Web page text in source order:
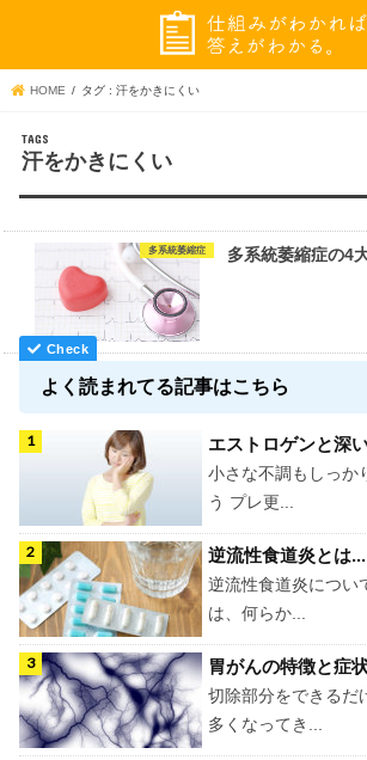
HOME タグ : 汗をかきにくい
汗をかきにくい
多系統萎縮症 多系統萎縮症の4
よく読まれてる記事はこちら
エストロゲンと深
小さな不調もしっか
う プレ更...
逆流性食道炎とは...
逆流性食道炎につい
は、何らか...
胃がんの特徴と症
切除部分をできるだ
多くなってき...